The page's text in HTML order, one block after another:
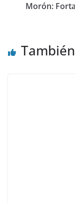
Morón: